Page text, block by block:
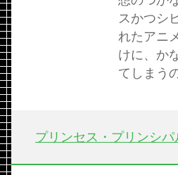
スかつシ
れたアニ
けに、か
てしまう
プリンセス・プリンシ